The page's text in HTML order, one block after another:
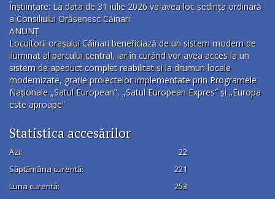
Înștiințare: La data de 31 iulie 2026 va avea loc ședința ordinară
a Consiliului Orășenesc Căinari
ANUNȚ
Locuitorii orașului Căinari beneficiază de un sistem modern de
iluminat al parcului central, iar în curând vor avea acces la un
sistem de apeduct complet reabilitat și la drumuri locale
modernizate, grație proiectelor implementate prin Programele
Naționale „Satul European”, „Satul European Expres” și „Europa
este aproape”
Statistica accesărilor
Azi:
22
Săptămâna curentă:
221
Luna curentă:
253